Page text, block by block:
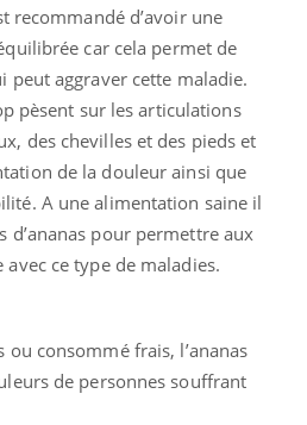
recommandé d’avoir une
car cela permet de
peut aggraver cette maladie.
pèsent sur les articulations
des chevilles et des pieds et
de la douleur ainsi que
A une alimentation saine il
d’ananas pour permettre aux
ce type de maladies.
consommé frais, l’ananas
de personnes souffrant